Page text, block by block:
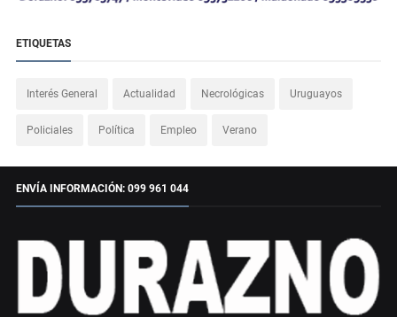
ETIQUETAS
Interés General Actualidad Necrológicas Uruguayos
Policiales Política Empleo Verano
ENVÍA INFORMACIÓN: 099 961 044